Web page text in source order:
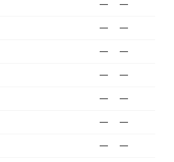
— —
— —
— —
— —
— —
— —
— —